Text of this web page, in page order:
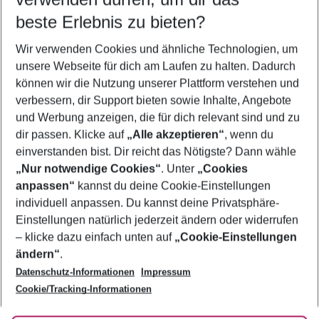
5-8 Nächte
2 Erwachsene Keine Kinder
Mehr Filter anzeigen
Footer
Footer navigation
Über uns
AGB
Bestpreisgarantie
Cookie-Einstellungen ändern
Cookie-Richtlinie
Agenturbetreuung
Barrierefreies Reisen
Folge uns
beste Erlebnis zu bieten?
Wir verwenden Cookies und ähnliche Technologien, um
unsere Webseite für dich am Laufen zu halten. Dadurch
können wir die Nutzung unserer Plattform verstehen und
verbessern, dir Support bieten sowie Inhalte, Angebote
und Werbung anzeigen, die für dich relevant sind und zu
dir passen. Klicke auf „Alle akzeptieren“, wenn du
einverstanden bist. Dir reicht das Nötigste? Dann wähle
„Nur notwendige Cookies“. Unter „Cookies
anpassen“ kannst du deine Cookie-Einstellungen
individuell anpassen. Du kannst deine Privatsphäre-
Einstellungen natürlich jederzeit ändern oder widerrufen
– klicke dazu einfach unten auf „Cookie-Einstellungen
ändern“.
Datenschutz-Informationen
Impressum
Cookie/Tracking-Informationen